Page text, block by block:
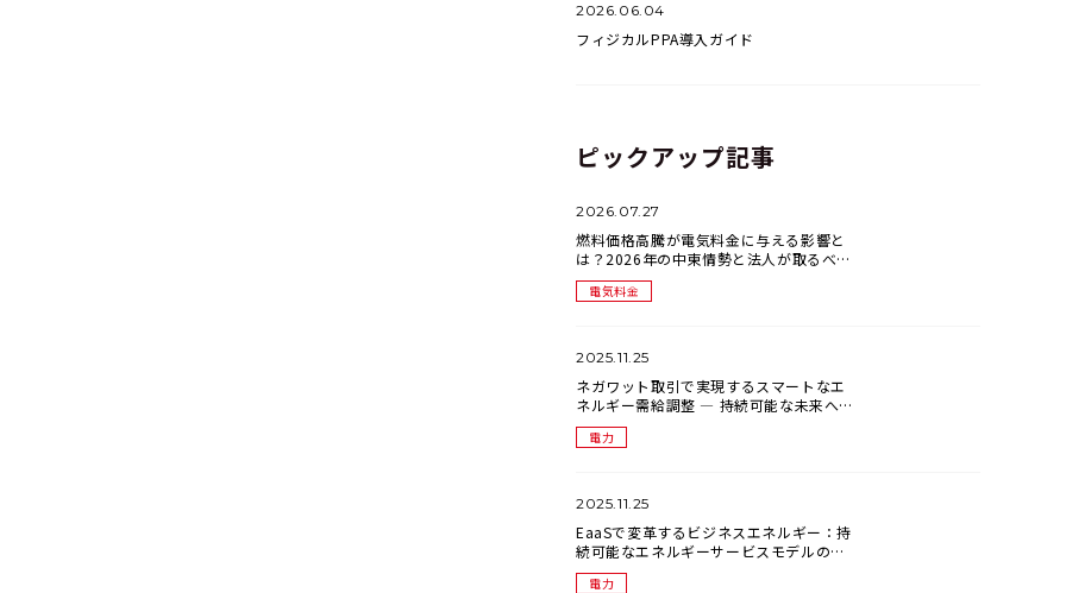
2026.06.04
フィジカルPPA導入ガイド
ピックアップ記事
2026.07.27
燃料価格高騰が電気料金に与える影響と
は？2026年の中東情勢と法人が取るべき
電力調達戦略
電気料金
2025.11.25
ネガワット取引で実現するスマートなエ
ネルギー需給調整 ― 持続可能な未来への
新たなアプローチ
電力
2025.11.25
EaaSで変革するビジネスエネルギー：持
続可能なエネルギーサービスモデルの最
前線
電力